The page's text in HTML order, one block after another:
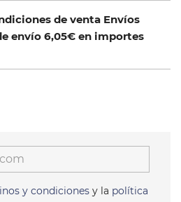
de venta Envíos
envío 6,05€ en importes
y condiciones y la política